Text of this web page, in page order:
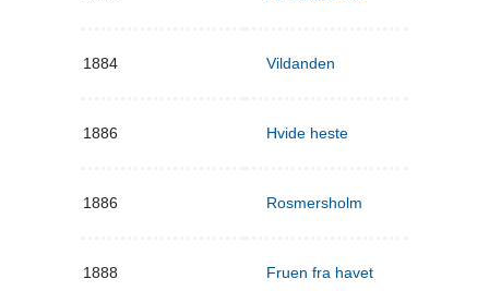
1884 Vildanden
1886 Hvide heste
1886 Rosmersholm
1888 Fruen fra havet